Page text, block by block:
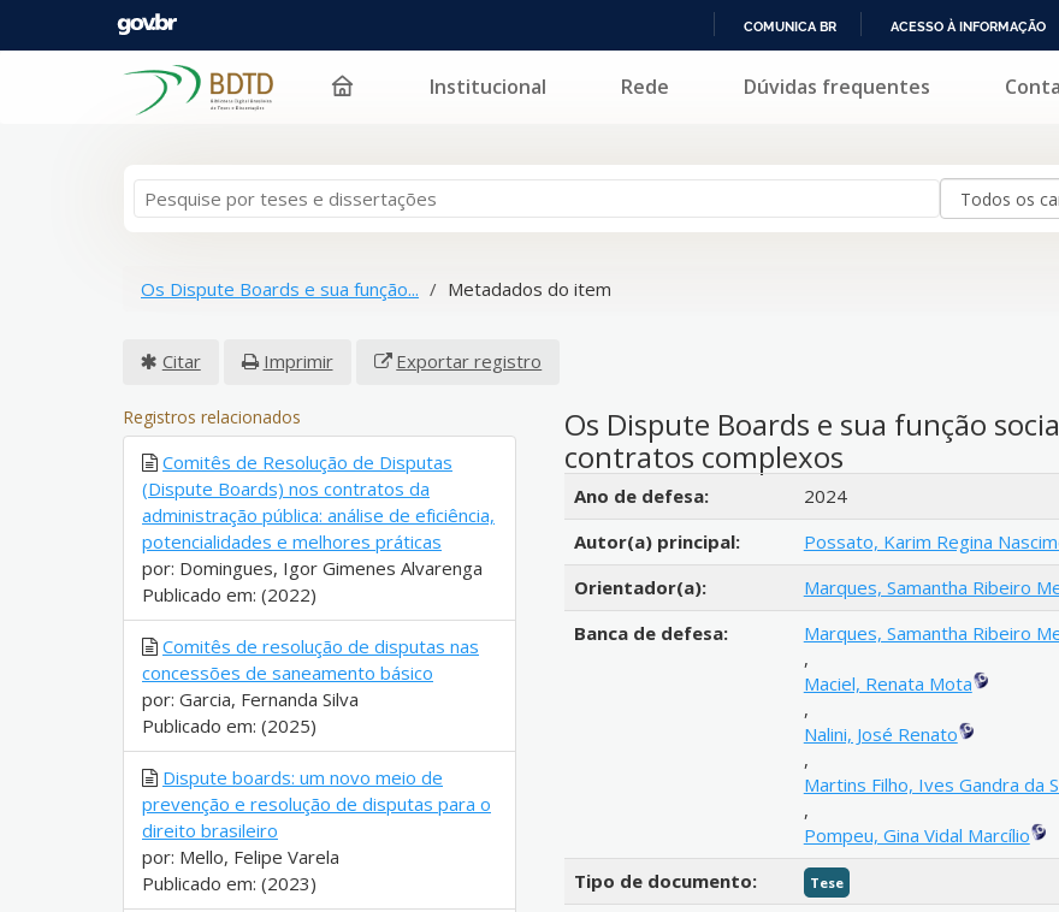
PARA
COMUNICA BR ACESSO À INFORMAÇÃO
Pular para o conteúdo Institucional Rede Dúvidas frequentes
Os Dispute Boards e sua função... Metadados do item
Citar Imprimir Exportar registro
Os Dispute Boards e sua função
contratos complexos
Detalhes bibliográficos
Ano de defesa:
2024
Autor(a) principal:
Possato, Karim Regina
Orientador(a):
Marques, Samantha Ribeiro
Banca de defesa:
Marques, Samantha Ribeiro
,
Maciel, Renata Mota
,
Nalini, José Renato
,
Martins Filho, Ives Gandra da
,
Pompeu, Gina Vidal Marcílio
Tipo de documento:
Tese
Registros relacionados
Comitês de Resolução de Disputas
(Dispute Boards) nos contratos da
administração pública: análise de eficiência,
potencialidades e melhores práticas
por: Domingues, Igor Gimenes Alvarenga
Publicado em: (2022)
Comitês de resolução de disputas nas
concessões de saneamento básico
por: Garcia, Fernanda Silva
Publicado em: (2025)
Dispute boards: um novo meio de
prevenção e resolução de disputas para o
direito brasileiro
por: Mello, Felipe Varela
Publicado em: (2023)